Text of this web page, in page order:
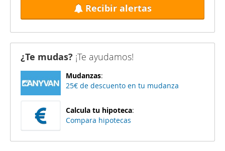
Recibir alertas
¿Te mudas? ¡Te ayudamos!
Mudanzas:
25€ de descuento en tu mudanza
Calcula tu hipoteca:
Compara hipotecas